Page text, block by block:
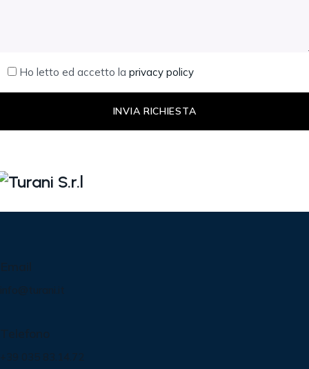
Ho letto ed accetto laprivacy policy